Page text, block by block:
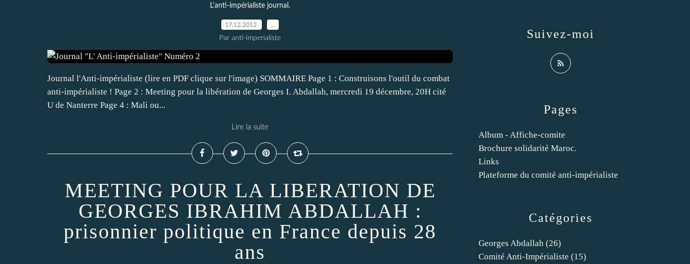
L'anti-impérialiste journal.
17.12.2012
Par anti-imperialiste
Journal l'Anti-impérialiste (lire en PDF clique sur l'image) SOMMAIRE Page 1 : Construisons l'outil du combat
anti-impérialiste ! Page 2 : Meeting pour la libération de Georges I. Abdallah, mercredi 19 décembre, 20H cité
U de Nanterre Page 4 : Mali ou...
Lire la suite
MEETING POUR LA LIBERATION DE
GEORGES IBRAHIM ABDALLAH :
prisonnier politique en France depuis 28
ans
Catégories
Georges Abdallah (26)
Comité Anti-Impérialiste (15)
Pages
Album - Affiche-comite
Brochure solidarité Maroc.
Links
Plateforme du comité anti-impérialiste
Suivez-moi